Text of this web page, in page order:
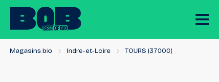
Magasins bio Indre-et-Loire TOURS (37000)